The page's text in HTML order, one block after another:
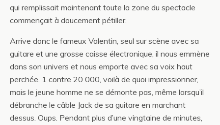
qui remplissait maintenant toute la zone du spectacle
commençait à doucement pétiller.
Arrive donc le fameux Valentin, seul sur scène avec sa
guitare et une grosse caisse électronique, il nous emmène
dans son univers et nous emporte avec sa voix haut
perchée. 1 contre 20 000, voilà de quoi impressionner,
mais le jeune homme ne se démonte pas, même lorsqu’il
débranche le câble Jack de sa guitare en marchant
dessus. Oups. Pendant plus d’une vingtaine de minutes,